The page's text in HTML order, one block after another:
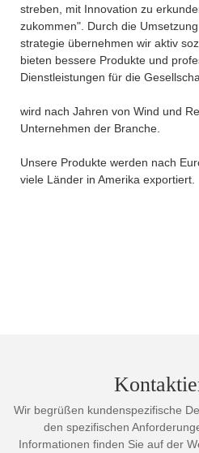
streben, mit Innovation zu
zukommen". Durch die
strategie übernehmen wir aktiv
bieten bessere Produkte und
Dienstleistungen für die
wird nach Jahren von Wind und
Unternehmen der Branche.
Unsere Produkte werden nach
viele Länder in Amerika exportiert.
Wir begrüßen kundenspezifische
den spezifischen
Informationen finden Sie auf der